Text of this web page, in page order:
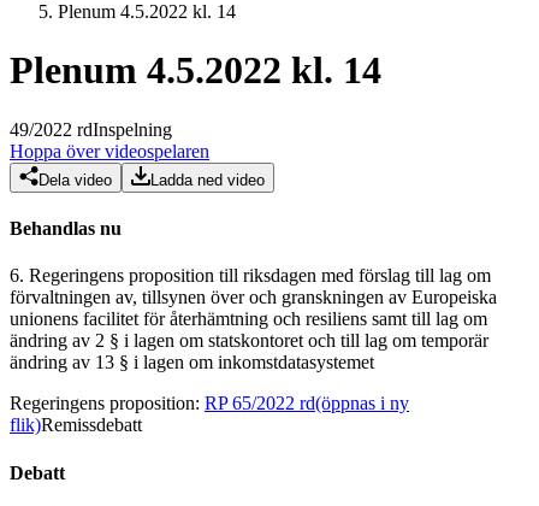
Plenum 4.5.2022 kl. 14
Plenum 4.5.2022 kl. 14
49/2022 rdInspelning
Hoppa över videospelaren
Dela video Ladda ned video
Behandlas nu
6. Regeringens proposition till riksdagen med förslag till lag om
förvaltningen av, tillsynen över och granskningen av Europeiska
unionens facilitet för återhämtning och resiliens samt till lag om
ändring av 2 § i lagen om statskontoret och till lag om temporär
ändring av 13 § i lagen om inkomstdatasystemet
Regeringens proposition: RP 65/2022 rd(öppnas i ny
flik)Remissdebatt
Debatt